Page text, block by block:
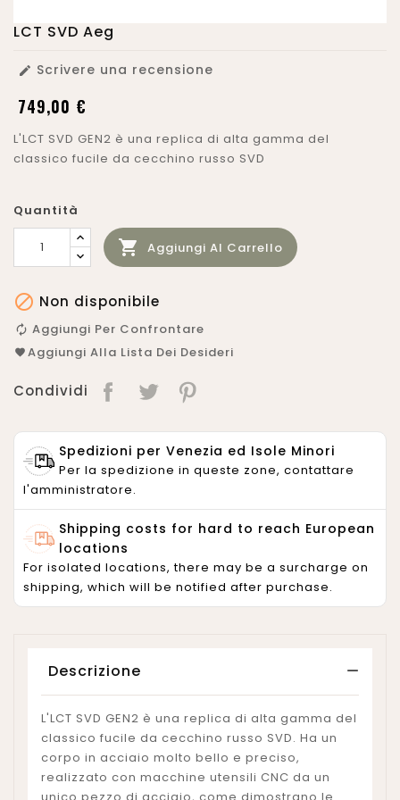
LCT SVD Aeg
 Scrivere una recensione
749,00 €
L'LCT SVD GEN2 è una replica di alta gamma del
classico fucile da cecchino russo SVD
Quantità
 Aggiungi Al Carrello
 Non disponibile
Aggiungi Per Confrontare
Aggiungi Alla Lista Dei Desideri
Condividi
Spedizioni per Venezia ed Isole Minori
Per la spedizione in queste zone, contattare
l'amministratore.
Shipping costs for hard to reach European
locations
For isolated locations, there may be a surcharge on
shipping, which will be notified after purchase.
Descrizione
L'LCT SVD GEN2 è una replica di alta gamma del
classico fucile da cecchino russo SVD. Ha un
corpo in acciaio molto bello e preciso,
realizzato con macchine utensili CNC da un